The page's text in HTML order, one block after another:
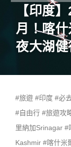
【印度
月！喀
夜大湖
#旅遊 #印度 #必
#自由行 #旅遊攻
里納加Srinagar #
Kashmir #喀什米